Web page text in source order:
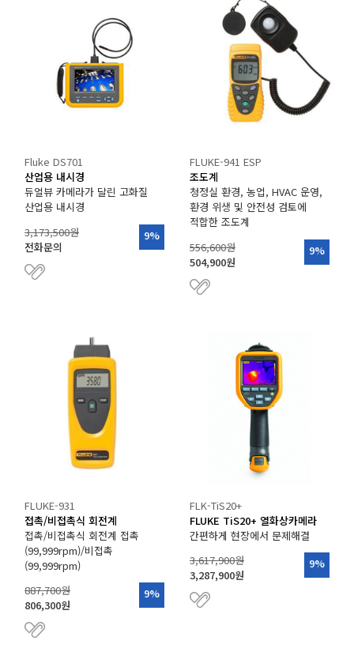
Fluke DS701
산업용 내시경
듀얼뷰 카메라가 달린 고화질
산업용 내시경
3,173,500원
전화문의
9%
FLUKE-941 ESP
조도계
청정실 환경, 농업, HVAC 운영,
환경 위생 및 안전성 검토에
적합한 조도계
556,600원
504,900원
9%
FLUKE-931
접촉/비접촉식 회전계
접촉/비접촉식 회전계 접촉
(99,999rpm)/비접촉
(99,999rpm)
887,700원
806,300원
9%
FLK-TiS20+
FLUKE TiS20+ 열화상카메라
간편하게 현장에서 문제해결
3,617,900원
3,287,900원
9%